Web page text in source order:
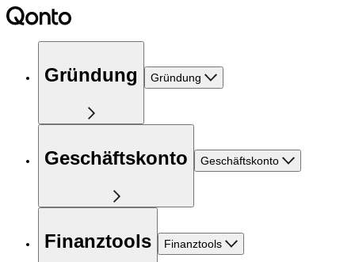
Gründung Gründung
Geschäftskonto Geschäftskonto
Finanztools Finanztools